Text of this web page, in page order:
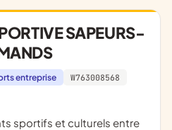
SAPEURS-
entreprise
W763008568